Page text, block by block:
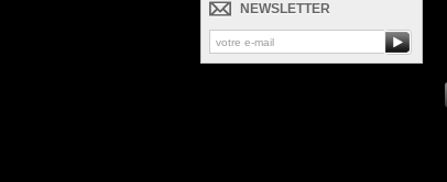
NEWSLETTER